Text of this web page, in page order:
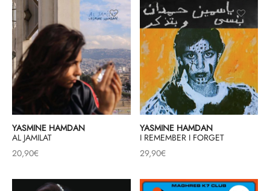
YASMINE HAMDAN
AL JAMILAT
20,90€
YASMINE HAMDAN
I REMEMBER I FORGET
29,90€